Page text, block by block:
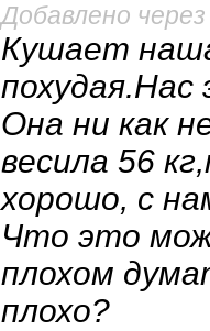
Добавлено
Кушает
Она ни как
весила 56
хорошо, с
Что это
плохом
плохо?